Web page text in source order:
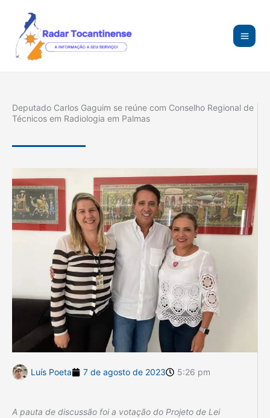
conteúdo
Deputado Carlos Gaguim se reúne com Conselho Regional de
Técnicos em Radiologia em Palmas
Luís Poeta 7 de agosto de 2023 5:26 pm
A pauta de discussão foi a votação do Projeto de Lei